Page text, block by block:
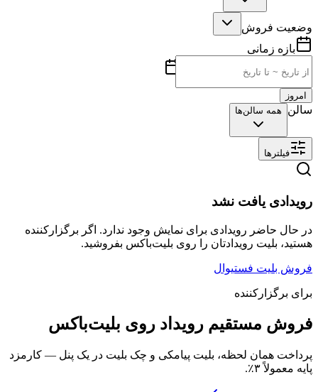
وضعیت فروش
بازه زمانی
امروز
سالن همه سالن‌ها
فیلترها
رویدادی یافت نشد
در حال حاضر رویدادی برای نمایش وجود ندارد. اگر برگزارکننده
هستید، بلیت رویدادتان را روی بلیت‌باکس بفروشید.
فروش بلیت فستیوال
برای برگزارکننده
فروش مستقیم رویداد روی بلیت‌باکس
پرداخت همان لحظه، بلیت پیامکی و چک بلیت در یک پنل — کارمزد
پایه معمولاً ۳٪.